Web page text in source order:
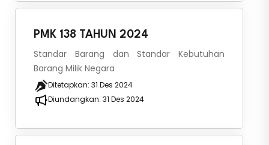
PMK 138 TAHUN 2024
Standar Barang dan Standar Kebutuhan
Barang Milik Negara
Ditetapkan: 31 Des 2024
Diundangkan: 31 Des 2024